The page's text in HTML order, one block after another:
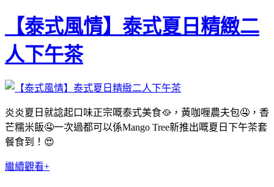
【泰式風情】泰式夏日精緻二
人下午茶
炎炎夏日就諗起口味正宗嘅泰式美食🥘，黃咖喱農夫包🤤，香
芒糯米飯🤤一次過都可以係Mango Tree新推出嘅夏日下午茶套
餐食到！😍
繼續觀看+